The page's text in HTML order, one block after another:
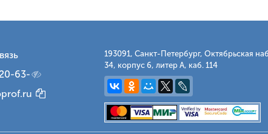
63-
193091, Санкт-Петербург, Октябрьская
34, корпус 6, литер А, каб. 114